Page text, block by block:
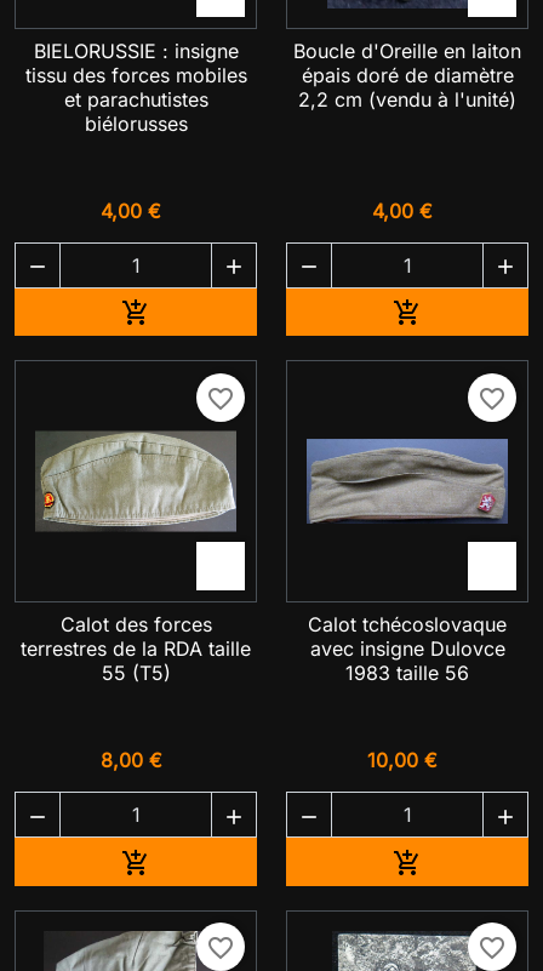
BIELORUSSIE : insigne
tissu des forces mobiles
et parachutistes
biélorusses
4,00 €
 

Boucle d'Oreille en laiton
épais doré de diamètre
2,2 cm (vendu à l'unité)
4,00 €
 

favorite_border
Calot des forces
terrestres de la RDA taille
55 (T5)
8,00 €
 

favorite_border
Calot tchécoslovaque
avec insigne Dulovce
1983 taille 56
10,00 €
 

favorite_border favorite_border